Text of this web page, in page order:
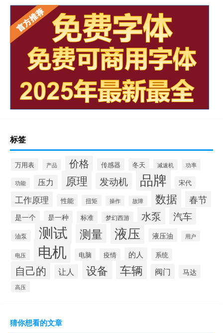
标签
万用表 产品 价格 传感器 冬天 减速机 功率
功能 压力 原理 发动机 品牌 宋代
工作原理 性能 扭矩 操作 故障 数据 春节
是一个 是一种 标准 梦幻西游 水泵 汽车
油泵 测试 测量 液压 液压油 用户
电压 电机 电脑 疫情 的人 系统
自己的 让人 设备 车辆 阀门 马达
高压
猜你想看的文章